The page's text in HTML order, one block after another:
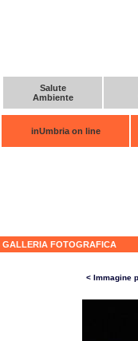
Salute
Ambiente
inUmbria on line
GALLERIA FOTOGRAFICA
< Immagine